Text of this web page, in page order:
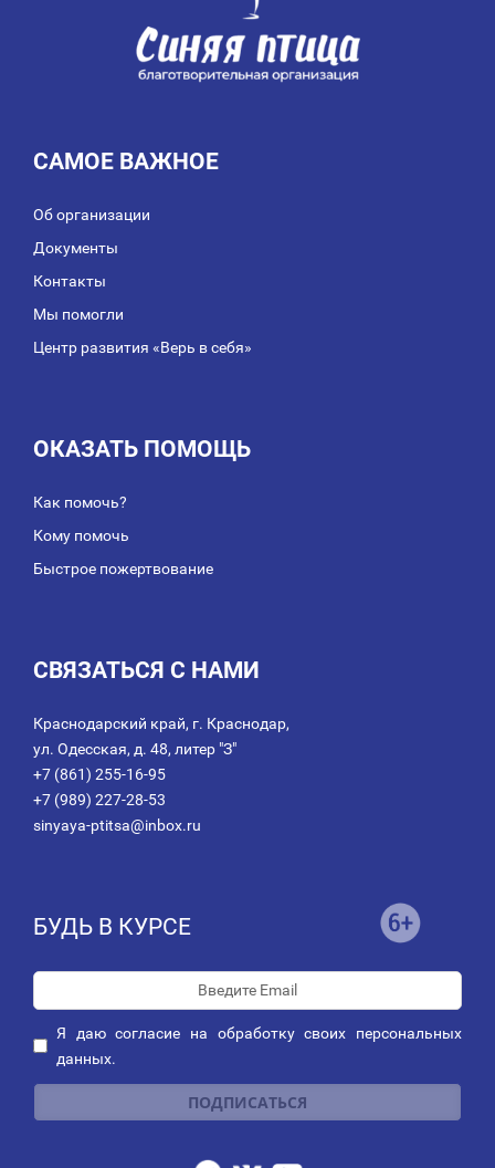
САМОЕ ВАЖНОЕ
Об организации
Документы
Контакты
Мы помогли
Центр развития «Верь в себя»
ОКАЗАТЬ ПОМОЩЬ
Как помочь?
Кому помочь
Быстрое пожертвование
СВЯЗАТЬСЯ С НАМИ
Краснодарский край, г. Краснодар,
ул. Одесская, д. 48, литер "З"
+7 (861) 255-16-95
+7 (989) 227-28-53
sinyaya-ptitsa@inbox.ru
БУДЬ В КУРСЕ
Я даюсогласие на обработку своих персональных
данных.